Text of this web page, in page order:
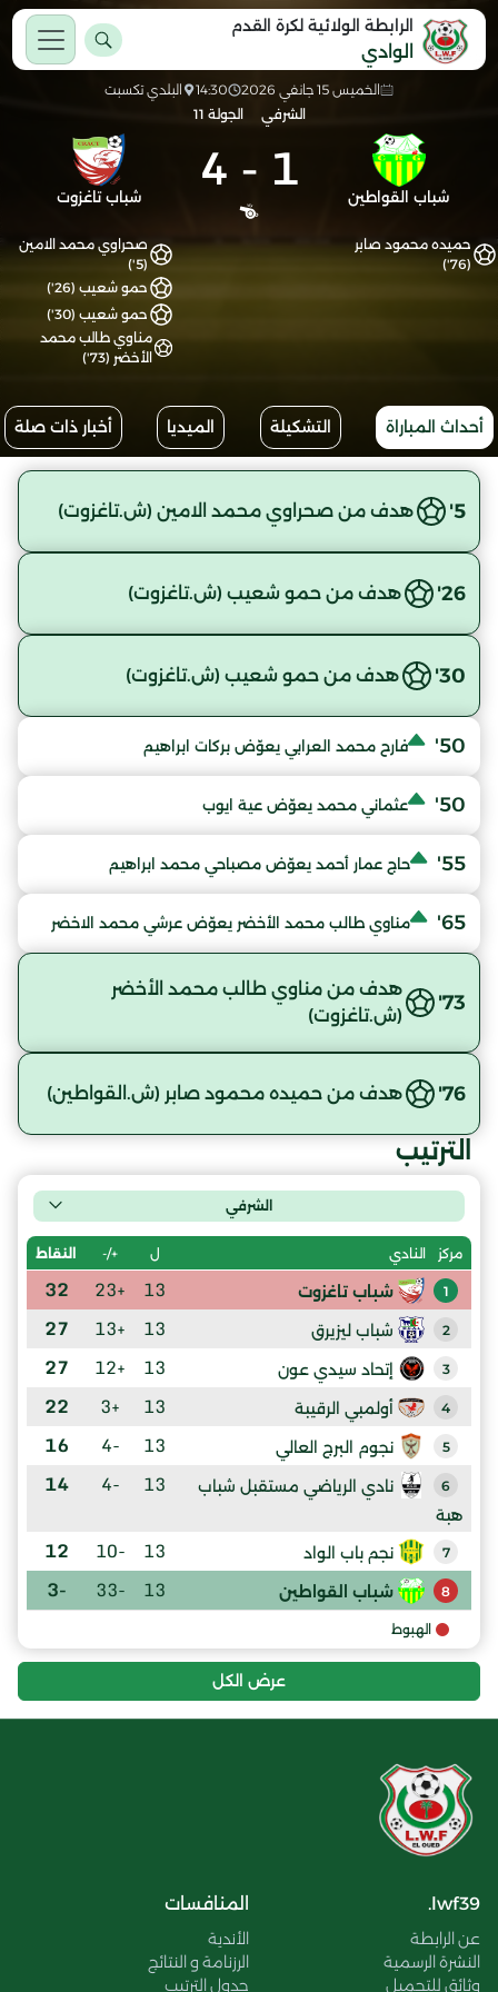
الرابطة الولائية لكرة القدم
الوادي
الخميس 15 جانفي 2026 14:30
البلدي تكسبت
الشرفي
الجولة 11
شباب القواطين 1
-
4 شباب تاغزوت
حميده محمود صابر
(76')
صحراوي محمد الامين
(5')
حمو شعيب (26')
حمو شعيب (30')
مناوي طالب محمد
الأخضر (73')
أحداث المباراة التشكيلة الميديا أخبار ذات صلة
5' هدف من صحراوي محمد الامين (ش.تاغزوت)
26' هدف من حمو شعيب (ش.تاغزوت)
30' هدف من حمو شعيب (ش.تاغزوت)
50' فارح محمد العرابي يعوّض بركات ابراهيم
50' عثماني محمد يعوّض عية ايوب
55' حاج عمار أحمد يعوّض مصباحي محمد ابراهيم
65' مناوي طالب محمد الأخضر يعوّض عرشي محمد الاخضر
73'
هدف من مناوي طالب محمد الأخضر
(ش.تاغزوت)
76' هدف من حميده محمود صابر (ش.القواطين)
الترتيب
الشرفي
مركز النادي ل +/- النقاط
1 شباب تاغزوت 13
+23
32
2 شباب ليزيرق 13
+13
27
3 إتحاد سيدي عون 13
+12
27
4 أولمبي الرقيبة 13
+3
22
5 نجوم البرج العالي 13
-4
16
6
نادي الرياضي مستقبل شباب
هبة
13
-4
14
7 نجم باب الواد 13
-10
12
8 شباب القواطين 13
-33
-3
الهبوط
عرض الكل
lwf39.
عن الرابطة
النشرة الرسمية
وثائق للتحميل
المنافسات
الأندية
الرزنامة و النتائج
جدول الترتيب